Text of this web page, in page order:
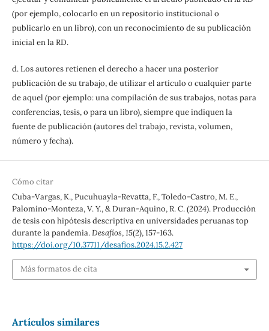
(por ejemplo, colocarlo en un repositorio institucional o
publicarlo en un libro), con un reconocimiento de su publicación
inicial en la RD.
d. Los autores retienen el derecho a hacer una posterior
publicación de su trabajo, de utilizar el artículo o cualquier parte
de aquel (por ejemplo: una compilación de sus trabajos, notas para
conferencias, tesis, o para un libro), siempre que indiquen la
fuente de publicación (autores del trabajo, revista, volumen,
número y fecha).
Cómo citar
Cuba-Vargas, K., Pucuhuayla-Revatta, F., Toledo-Castro, M. E.,
Palomino-Monteza, V. Y., & Duran-Aquino, R. C. (2024). Producción
de tesis con hipótesis descriptiva en universidades peruanas top
durante la pandemia.Desafíos,15(2), 157-163.
https://doi.org/10.37711/desafios.2024.15.2.427
Más formatos de cita
Artículos similares